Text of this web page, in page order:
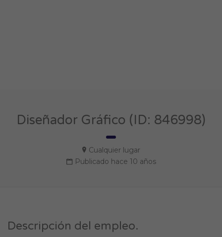
Diseñador Gráfico (ID: 846998)
Cualquier lugar
Publicado hace 10 años
Descripción del empleo.